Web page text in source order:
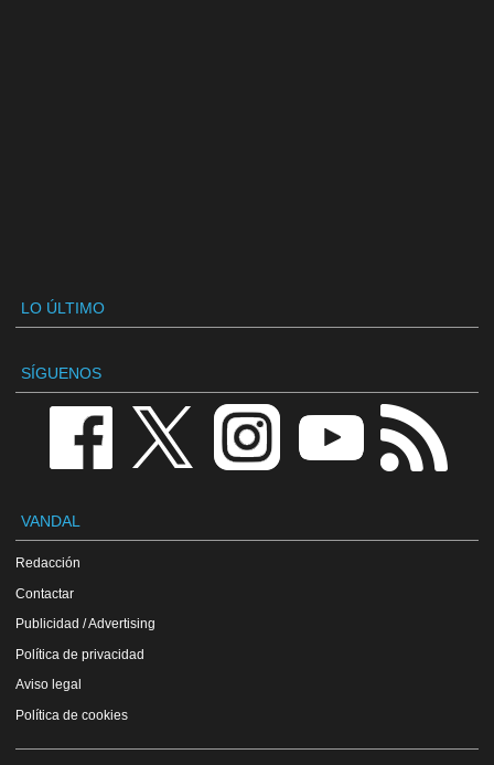
LO ÚLTIMO
SÍGUENOS
VANDAL
Redacción
Contactar
Publicidad / Advertising
Política de privacidad
Aviso legal
Política de cookies